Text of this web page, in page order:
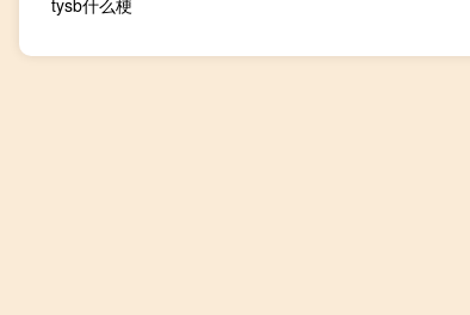
tysb什么梗